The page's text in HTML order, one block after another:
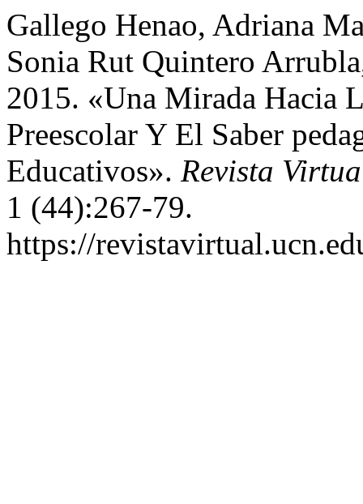
Gallego Henao, Adriana
Sonia Rut Quintero
2015. «Una Mirada Hacia
Preescolar Y El Saber
Educativos». Revista
1 (44):267-79.
https://